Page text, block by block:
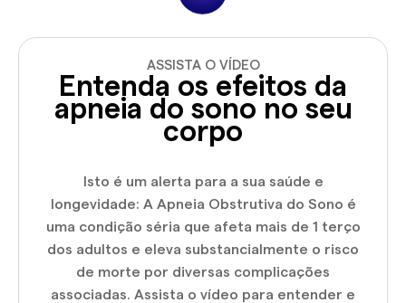
ASSISTA O VÍDEO
Entenda os efeitos da
apneia do sono no seu
corpo
Isto é um alerta para a sua saúde e
longevidade: A Apneia Obstrutiva do Sono é
uma condição séria que afeta mais de 1 terço
dos adultos e eleva substancialmente o risco
de morte por diversas complicações
associadas. Assista o vídeo para entender e